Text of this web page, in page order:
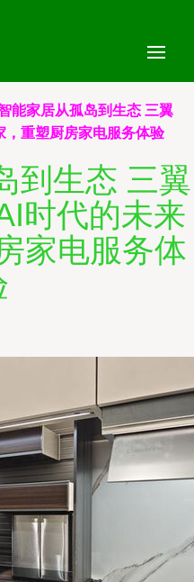
能家居从孤岛到生态 三翼
重塑厨房家电服务体验
到生态 三翼
时代的未来
家电服务体